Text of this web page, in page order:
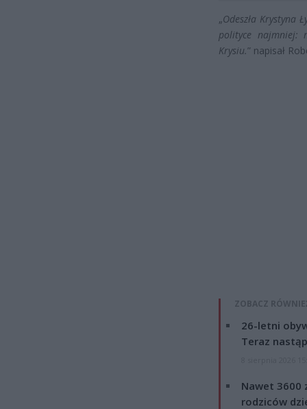
„Odeszła Krystyna
polityce najmniej:
Krysiu.” napisał
ZOBACZ
26-letni
Teraz
Nawet 3600
rodziców